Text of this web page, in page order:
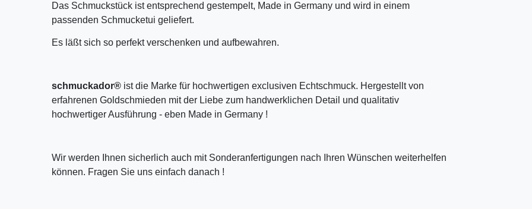
Das Schmuckstück ist entsprechend gestempelt, Made in Germany und wird in einem
passenden Schmucketui geliefert.
Es läßt sich so perfekt verschenken und aufbewahren.
schmuckador® ist die Marke für hochwertigen exclusiven Echtschmuck. Hergestellt von
erfahrenen Goldschmieden mit der Liebe zum handwerklichen Detail und qualitativ
hochwertiger Ausführung - eben Made in Germany !
Wir werden Ihnen sicherlich auch mit Sonderanfertigungen nach Ihren Wünschen weiterhelfen
können. Fragen Sie uns einfach danach !